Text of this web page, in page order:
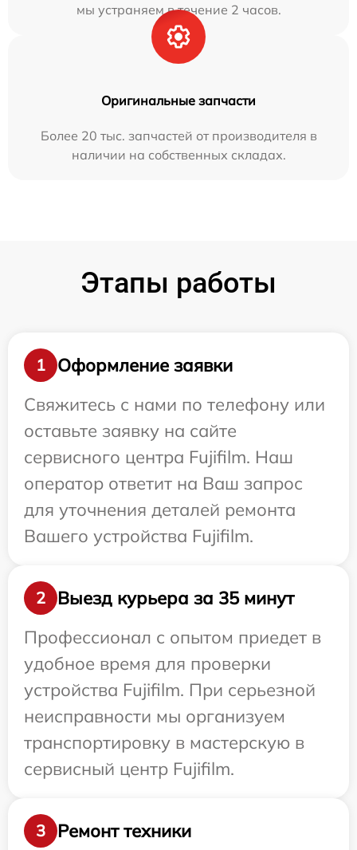
мы устраняем в течение 2 часов.
Оригинальные запчасти
Более 20 тыс. запчастей от производителя в
наличии на собственных складах.
Этапы работы
1
Оформление заявки
Свяжитесь с нами по телефону или
оставьте заявку на сайте
сервисного центра Fujifilm. Наш
оператор ответит на Ваш запрос
для уточнения деталей ремонта
Вашего устройства Fujifilm.
2
Выезд курьера за 35 минут
Профессионал с опытом приедет в
удобное время для проверки
устройства Fujifilm. При серьезной
неисправности мы организуем
транспортировку в мастерскую в
сервисный центр Fujifilm.
3 Ремонт техники